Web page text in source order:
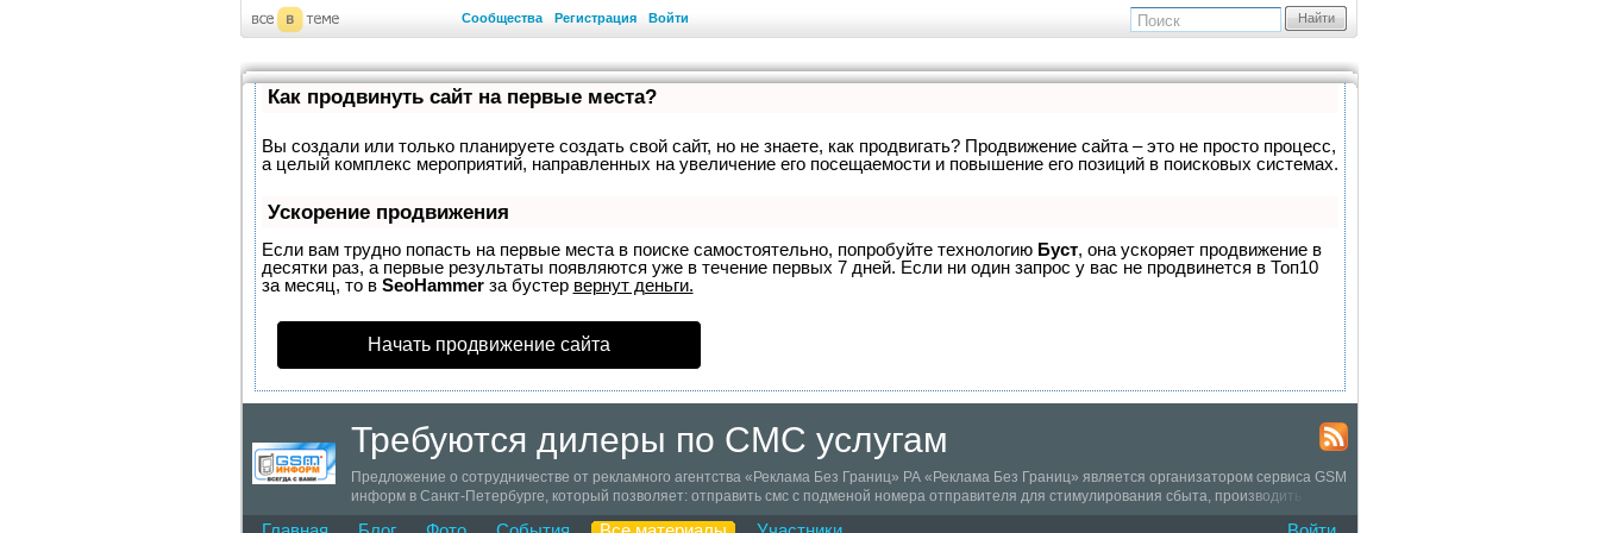
Сообщества Регистрация Войти Найти
Как продвинуть сайт на первые места?
Вы создали или только планируете создать свой сайт, но не знаете, как продвигать? Продвижение сайта – это не просто процесс,
а целый комплекс мероприятий, направленных на увеличение его посещаемости и повышение его позиций в поисковых системах.
Ускорение продвижения
Если вам трудно попасть на первые места в поиске самостоятельно, попробуйте технологию Буст, она ускоряет продвижение в
десятки раз, а первые результаты появляются уже в течение первых 7 дней. Если ни один запрос у вас не продвинется в Топ10
за месяц, то в SeoHammerза бустер вернут деньги.
Начать продвижение сайта
Требуются дилеры по СМС услугам
Предложение о сотрудничестве от рекламного агентства «Реклама Без Границ» РА «Реклама Без Границ» является организатором сервиса GSM
информ в Санкт-Петербурге, который позволяет: отправить смс с подменой номера отправителя для стимулирования сбыта, производить